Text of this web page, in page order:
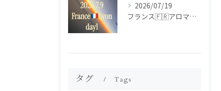
2026/07/19
フランス🇫🇷アロマ研修ツアー𝗱𝗮𝘆𝟭
タグ Tags